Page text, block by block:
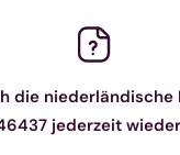
die niederländische
jederzeit